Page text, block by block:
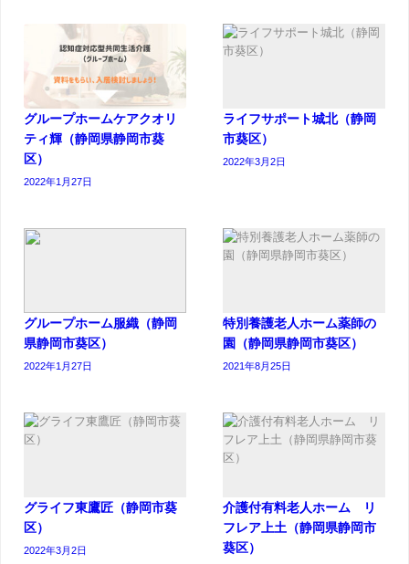
グループホームケアクオリ
ティ輝（静岡県静岡市葵
区）
2022年1月27日
ライフサポート城北（静岡
市葵区）
2022年3月2日
グループホーム服織（静岡
県静岡市葵区）
2022年1月27日
特別養護老人ホーム薬師の
園（静岡県静岡市葵区）
2021年8月25日
グライフ東鷹匠（静岡市葵
区）
2022年3月2日
介護付有料老人ホーム リ
フレア上土（静岡県静岡市
葵区）